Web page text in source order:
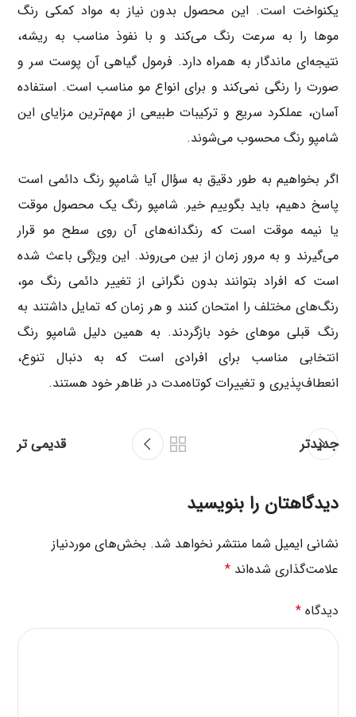
یکنواخت است. این محصول بدون نیاز به مواد کمکی رنگ
موها را به سرعت رنگ می‌کند و با نفوذ مناسب به ریشه،
نتیجه‌ای ماندگار به همراه دارد. فرمول گیاهی آن پوست سر و
صورت را رنگی نمی‌کند و برای انواع مو مناسب است. استفاده
آسان، عملکرد سریع و ترکیبات طبیعی از مهم‌ترین مزایای این
شامپو رنگ محسوب می‌شوند.
اگر بخواهیم به طور دقیق به سؤال آیا شامپو رنگ دائمی است
پاسخ دهیم، باید بگوییم خیر. شامپو رنگ یک محصول موقت
یا نیمه موقت است که رنگدانه‌های آن روی سطح مو قرار
می‌گیرند و به مرور زمان از بین می‌روند. این ویژگی باعث شده
است که افراد بتوانند بدون نگرانی از تغییر دائمی رنگ مو،
رنگ‌های مختلف را امتحان کنند و هر زمان که تمایل داشتند به
رنگ قبلی موهای خود بازگردند. به همین دلیل شامپو رنگ
انتخابی مناسب برای افرادی است که به دنبال تنوع،
انعطاف‌پذیری و تغییرات کوتاه‌مدت در ظاهر خود هستند.
جدیدتر قدیمی تر
دیدگاهتان را بنویسید
نشانی ایمیل شما منتشر نخواهد شد. بخش‌های موردنیاز
علامت‌گذاری شده‌اند*
دیدگاه*